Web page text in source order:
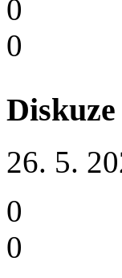
0
0
26. 5.
0
0